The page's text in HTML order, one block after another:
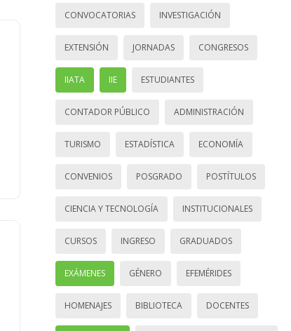
CONVOCATORIAS INVESTIGACIÓN
EXTENSIÓN JORNADAS CONGRESOS
IIATA IIE ESTUDIANTES
CONTADOR PÚBLICO ADMINISTRACIÓN
TURISMO ESTADÍSTICA ECONOMÍA
CONVENIOS POSGRADO POSTÍTULOS
CIENCIA Y TECNOLOGÍA INSTITUCIONALES
CURSOS INGRESO GRADUADOS
EXÁMENES GÉNERO EFEMÉRIDES
HOMENAJES BIBLIOTECA DOCENTES